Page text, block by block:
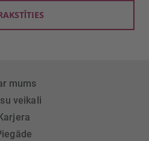
mums
veikali
Karjera